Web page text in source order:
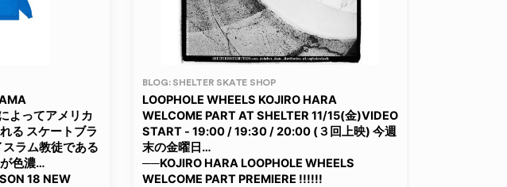
よってアメリカ
る スケートブラ
ラム教徒である
色濃…
18 NEW
BLOG: SHELTER SKATE SHOP
LOOPHOLE WHEELS KOJIRO HARA
WELCOME PART AT SHELTER 11/15(金)VIDEO
START - 19:00 / 19:30 / 20:00 (３回上映) 今週
末の金曜日…
──KOJIRO HARA LOOPHOLE WHEELS
WELCOME PART PREMIERE !!!!!!